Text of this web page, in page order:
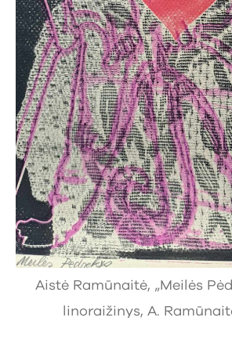
Aistė Ramūnaitė, „Meilės
linoraižinys, A.